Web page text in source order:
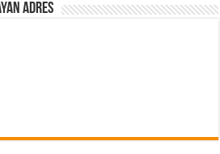
adres